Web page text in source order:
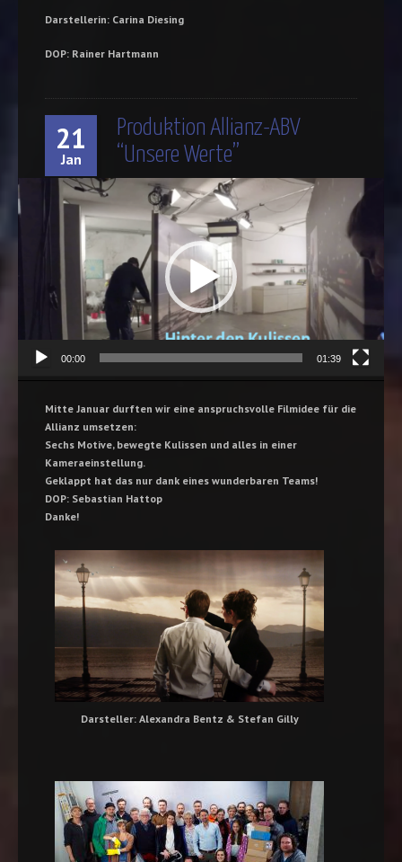
Darstellerin: Carina Diesing
DOP: Rainer Hartmann
21
Jan
Produktion Allianz-ABV
“Unsere Werte”
Video-
Player
00:00 01:39
Mitte Januar durften wir eine anspruchsvolle Filmidee für die
Allianz umsetzen:
Sechs Motive, bewegte Kulissen und alles in einer
Kameraeinstellung.
Geklappt hat das nur dank eines wunderbaren Teams!
DOP: Sebastian Hattop
Danke!
Darsteller: Alexandra Bentz & Stefan Gilly